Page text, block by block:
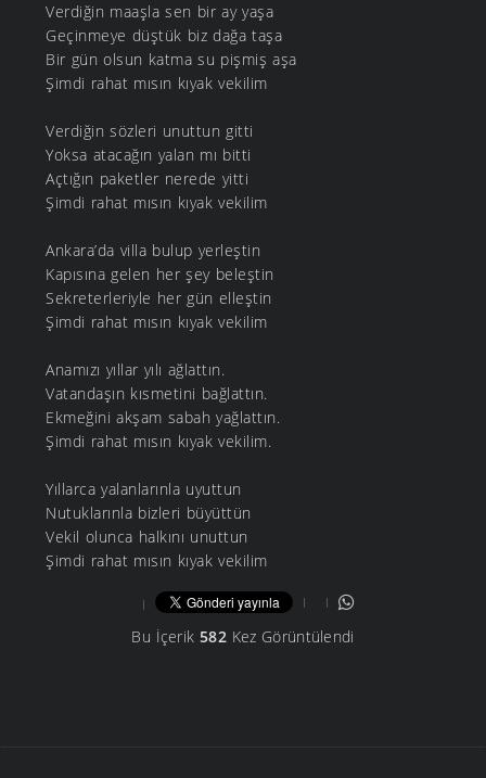
Verdiğin maaşla sen bir ay yaşa
Geçinmeye düştük biz dağa taşa
Bir gün olsun katma su pişmiş aşa
Şimdi rahat mısın kıyak vekilim
Verdiğin sözleri unuttun gitti
Yoksa atacağın yalan mı bitti
Açtığın paketler nerede yitti
Şimdi rahat mısın kıyak vekilim
Ankara’da villa bulup yerleştin
Kapısına gelen her şey beleştin
Sekreterleriyle her gün elleştin
Şimdi rahat mısın kıyak vekilim
Anamızı yıllar yılı ağlattın.
Vatandaşın kısmetini bağlattın.
Ekmeğini akşam sabah yağlattın.
Şimdi rahat mısın kıyak vekilim.
Yıllarca yalanlarınla uyuttun
Nutuklarınla bizleri büyüttün
Vekil olunca halkını unuttun
Şimdi rahat mısın kıyak vekilim
Bu İçerik 582Kez Görüntülendi